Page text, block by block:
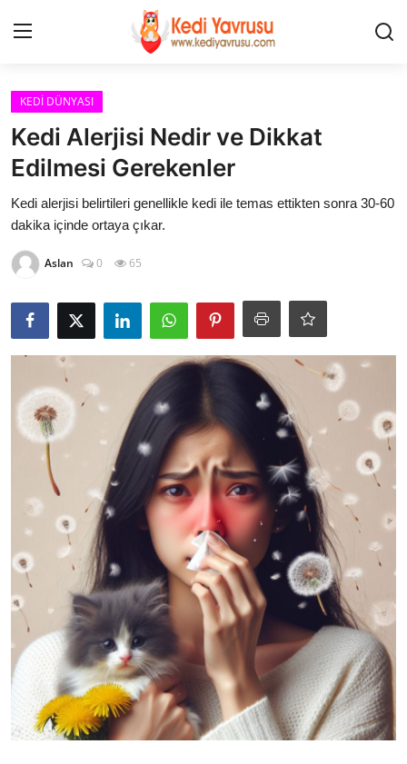
Giriş
İLETİŞİM
HAKKIMIZDA
KEDİPEDİA
KEDİ BAKIMI
KEDİ DÜNYASI
KEDİ MAMASI
VETERİNERLER
KEDİ DÜNYASI
Kedi Alerjisi Nedir ve Dikkat
Edilmesi Gerekenler
Kedi alerjisi belirtileri genellikle kedi ile temas ettikten sonra 30-60
dakika içinde ortaya çıkar.
Aslan 0 65